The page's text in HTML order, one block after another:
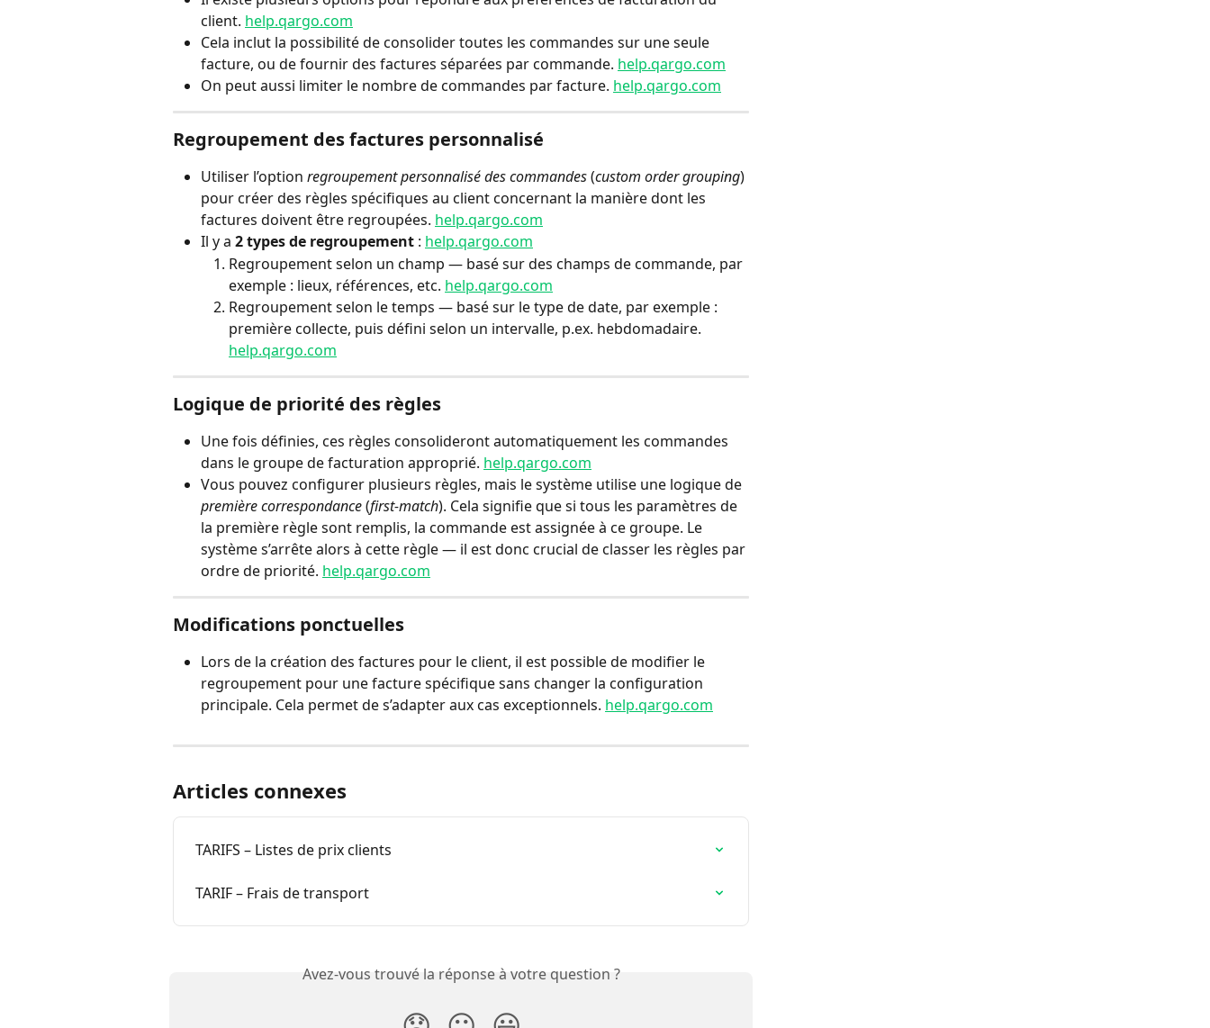
client. help.qargo.com
Cela inclut la possibilité de consolider toutes les commandes sur une seule
facture, ou de fournir des factures séparées par commande. help.qargo.com
On peut aussi limiter le nombre de commandes par facture. help.qargo.com
Regroupement des factures personnalisé
Utiliser l’option regroupement personnalisé des commandes (custom order grouping)
pour créer des règles spécifiques au client concernant la manière dont les
factures doivent être regroupées. help.qargo.com
Il y a 2 types de regroupement : help.qargo.com
Regroupement selon un champ — basé sur des champs de commande, par
exemple : lieux, références, etc. help.qargo.com
Regroupement selon le temps — basé sur le type de date, par exemple :
première collecte, puis défini selon un intervalle, p.ex. hebdomadaire.
help.qargo.com
Logique de priorité des règles
Une fois définies, ces règles consolideront automatiquement les commandes
dans le groupe de facturation approprié. help.qargo.com
Vous pouvez configurer plusieurs règles, mais le système utilise une logique de
première correspondance (first-match). Cela signifie que si tous les paramètres de
la première règle sont remplis, la commande est assignée à ce groupe. Le
système s’arrête alors à cette règle — il est donc crucial de classer les règles par
ordre de priorité. help.qargo.com
Modifications ponctuelles
Lors de la création des factures pour le client, il est possible de modifier le
regroupement pour une facture spécifique sans changer la configuration
principale. Cela permet de s’adapter aux cas exceptionnels. help.qargo.com
Articles connexes
TARIFS – Listes de prix clients
TARIF – Frais de transport
Avez-vous trouvé la réponse à votre question ?